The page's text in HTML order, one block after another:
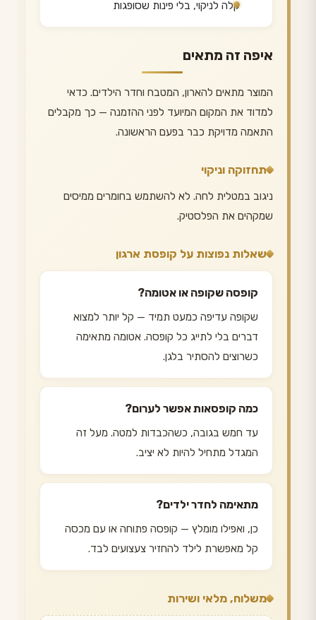
קלה לניקוי, בלי פינות שסופגות
איפה זה מתאים
המוצר מתאים להארון, המטבח וחדר הילדים. כדאי
למדוד את המקום המיועד לפני ההזמנה — כך מקבלים
התאמה מדויקת כבר בפעם הראשונה.
תחזוקה וניקוי
ניגוב במטלית לחה. לא להשתמש בחומרים ממיסים
שמקהים את הפלסטיק.
שאלות נפוצות על קופסת ארגון
קופסה שקופה או אטומה?
שקופה עדיפה כמעט תמיד — קל יותר למצוא
דברים בלי לתייג כל קופסה. אטומה מתאימה
כשרוצים להסתיר בלגן.
כמה קופסאות אפשר לערום?
עד חמש בגובה, כשהכבדות למטה. מעל זה
המגדל מתחיל להיות לא יציב.
מתאימה לחדר ילדים?
כן, ואפילו מומלץ — קופסה פתוחה או עם מכסה
קל מאפשרת לילד להחזיר צעצועים לבד.
משלוח, מלאי ושירות